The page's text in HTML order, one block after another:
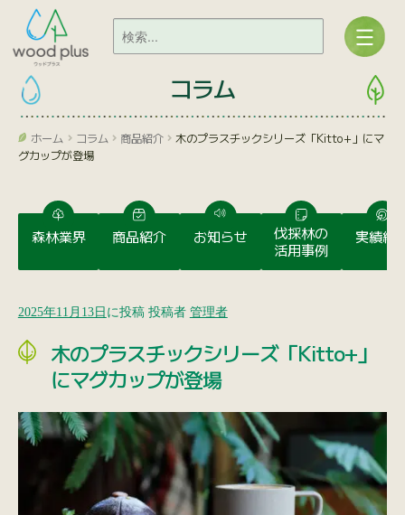
コラム
ホーム コラム 商品紹介
木のプラスチックシリーズ「Kitto+」にマ
グカップが登場
森林業界 商品紹介 お知らせ
伐採林の
活用事例
実績紹
2025年11月13日 に投稿 投稿者 管理者
木のプラスチックシリーズ「Kitto+」
にマグカップが登場